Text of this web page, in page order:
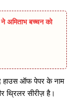
अमिताभ बच्चन को
हाउस ऑफ पेपर के नाम
थ्रिलर सीरीज़ है।